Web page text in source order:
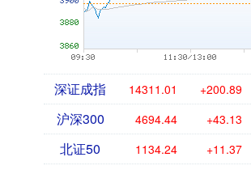
深证成指 14311.01 +200.89
沪深300 4694.44 +43.13
北证50 1134.24 +11.37